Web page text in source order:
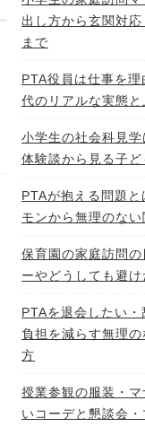
出し方から玄関対
まで
PTA役員は仕事を
代のリアルな実態
小学生の社会科見
体験談から見る子
PTAが抱える問題
モンから無理のな
保育園の家庭訪問
ーやどうしても避
PTAを退会したい・
負担を減らす無理
方
授業参観の服装・
いコーデと懇談会